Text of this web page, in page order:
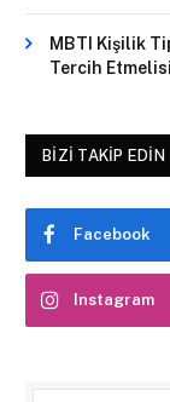
MBTI Kişilik
Tercih
BIZI TAKIP EDIN
Facebook
Instagram